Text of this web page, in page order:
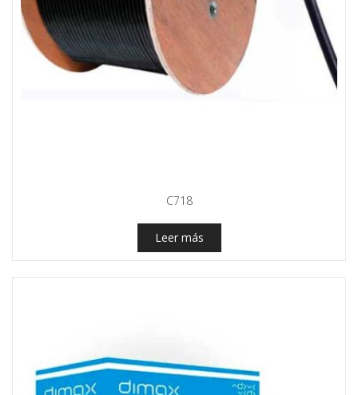
C718
Leer más